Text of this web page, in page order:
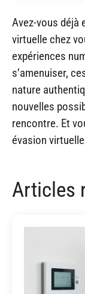
Avez-vous déjà
virtuelle chez
expériences
s’amenuiser,
nature
nouvelles
rencontre. Et
évasion
Articles